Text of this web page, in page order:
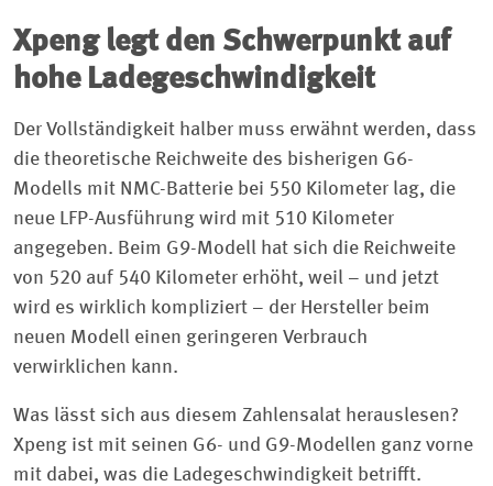
Xpeng legt den Schwerpunkt auf
hohe Ladegeschwindigkeit
Der Vollständigkeit halber muss erwähnt werden, dass
die theoretische Reichweite des bisherigen G6-
Modells mit NMC-Batterie bei 550 Kilometer lag, die
neue LFP-Ausführung wird mit 510 Kilometer
angegeben. Beim G9-Modell hat sich die Reichweite
von 520 auf 540 Kilometer erhöht, weil – und jetzt
wird es wirklich kompliziert – der Hersteller beim
neuen Modell einen geringeren Verbrauch
verwirklichen kann.
Was lässt sich aus diesem Zahlensalat herauslesen?
Xpeng ist mit seinen G6- und G9-Modellen ganz vorne
mit dabei, was die Ladegeschwindigkeit betrifft.